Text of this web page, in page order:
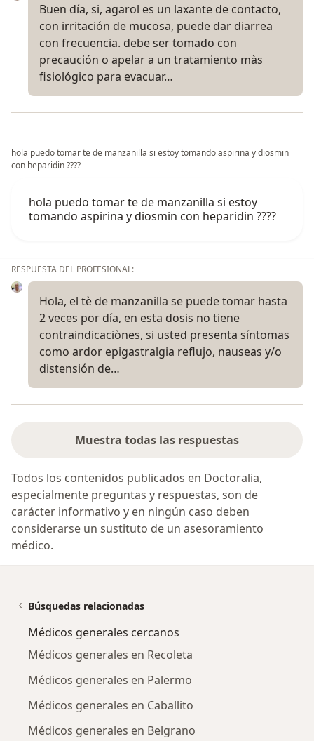
Buen día, si, agarol es un laxante de contacto,
con irritación de mucosa, puede dar diarrea
con frecuencia. debe ser tomado con
precaución o apelar a un tratamiento màs
fisiológico para evacuar…
hola puedo tomar te de manzanilla si estoy tomando aspirina y diosmin
con heparidin ????
hola puedo tomar te de manzanilla si estoy
tomando aspirina y diosmin con heparidin ????
RESPUESTA DEL PROFESIONAL:
Hola, el tè de manzanilla se puede tomar hasta
2 veces por día, en esta dosis no tiene
contraindicaciònes, si usted presenta síntomas
como ardor epigastralgia reflujo, nauseas y/o
distensión de…
Muestra todas las respuestas
Todos los contenidos publicados en Doctoralia,
especialmente preguntas y respuestas, son de
carácter informativo y en ningún caso deben
considerarse un sustituto de un asesoramiento
médico.
Búsquedas relacionadas
Médicos generales cercanos
Médicos generales en Recoleta
Médicos generales en Palermo
Médicos generales en Caballito
Médicos generales en Belgrano